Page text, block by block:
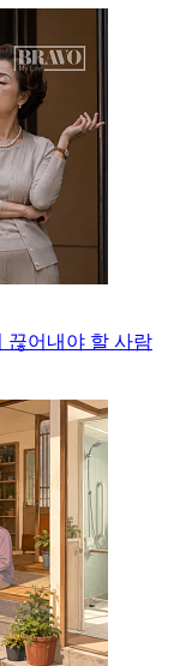
끊어내야 할 사람